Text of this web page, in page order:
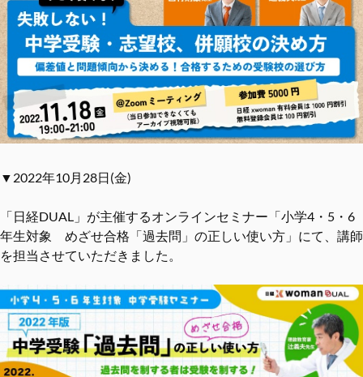
▼2022年10月28日(金)
「日経DUAL」が主催するオンラインセミナー「小学4・5・6
年生対象 めざせ合格「過去問」の正しい使い方」にて、講師
を担当させていただきました。